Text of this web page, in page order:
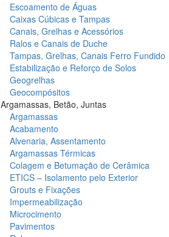
Escoamento de Águas
Caixas Cúbicas e Tampas
Canais, Grelhas e Acessórios
Ralos e Canais de Duche
Tampas, Grelhas, Canais Ferro Fundido
Estabilização e Reforço de Solos
Geogrelhas
Geocompósitos
Argamassas, Betão, Juntas
Argamassas
Acabamento
Alvenaria, Assentamento
Argamassas Térmicas
Colagem e Betumação de Cerâmica
ETICS – Isolamento pelo Exterior
Grouts e Fixações
Impermeabilização
Microcimento
Pavimentos